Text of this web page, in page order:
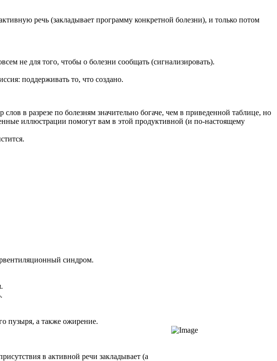
речь (закладывает программу конкретной болезни), и только потом
не для того, чтобы о болезни сообщать (сигнализировать).
поддерживать то, что создано.
в разрезе по болезням значительно богаче, чем в приведенной таблице, но
иллюстрации помогут вам в этой продуктивной (и по-настоящему
синдром.
пузыря, а также ожирение.
в активной речи закладывает (а